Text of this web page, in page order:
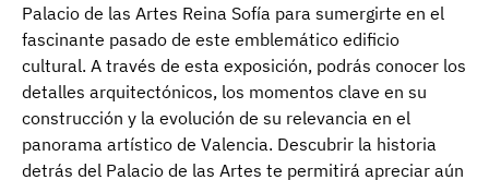
Palacio de las Artes Reina Sofía para sumergirte en el
fascinante pasado de este emblemático edificio
cultural. A través de esta exposición, podrás conocer los
detalles arquitectónicos, los momentos clave en su
construcción y la evolución de su relevancia en el
panorama artístico de Valencia. Descubrir la historia
detrás del Palacio de las Artes te permitirá apreciar aún